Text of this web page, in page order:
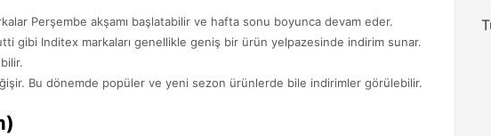
Perşembe akşamı başlatabilir ve hafta sonu boyunca devam eder.
gibi Inditex markaları genellikle geniş bir ürün yelpazesinde indirim sunar.
Bu dönemde popüler ve yeni sezon ürünlerde bile indirimler görülebilir.